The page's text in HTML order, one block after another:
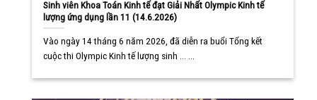
Vào ngày 14 tháng 6 năm 2026, đã diễn ra buổi Tổng kết
cuộc thi Olympic Kinh tế lượng sinh ... ...
26